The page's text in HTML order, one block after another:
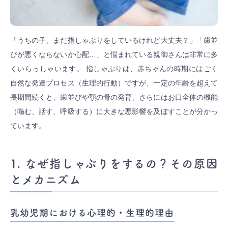
「うちの子、まだ指しゃぶりをしているけれど大丈夫？」「歯並
びが悪くならないか心配…」と悩まれている親御さんは非常に多
くいらっしゃいます。 指しゃぶりは、赤ちゃんの時期にはごく
自然な発達プロセス（生理的行動）ですが、一定の年齢を超えて
長期間続くと、歯並びや顎の骨の発育、さらにはお口全体の機能
（噛む、話す、呼吸する）に大きな悪影響を及ぼすことが分かっ
ています。
1. なぜ指しゃぶりをするの？その原因
とメカニズム
乳幼児期における心理的・生理的理由